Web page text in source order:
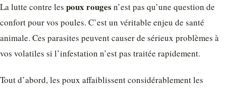
La lutte contre les poux rouges n’est pas qu’une question de
confort pour vos poules. C’est un véritable enjeu de santé
animale. Ces parasites peuvent causer de sérieux problèmes à
vos volatiles si l’infestation n’est pas traitée rapidement.
Tout d’abord, les poux affaiblissent considérablement les